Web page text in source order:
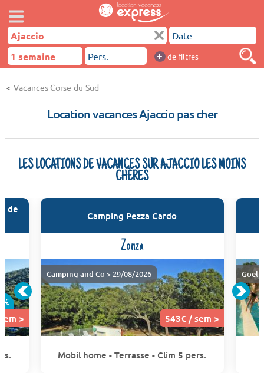
+ de filtres
Vacances Corse-du-Sud
Location vacances Ajaccio pas cher
LES LOCATIONS DE VACANCES SUR AJACCIO LES MOINS
CHÈRES
de
>
Camping Pezza Cardo
Zonza
543€ / sem >
Camping and Co > 29/08/2026
Mobil home - Terrasse - Clim 5 pers.
Goelia